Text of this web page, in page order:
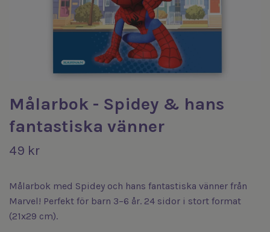
Målarbok - Spidey & hans
fantastiska vänner
49 kr
Målarbok med Spidey och hans fantastiska vänner från
Marvel! Perfekt för barn 3–6 år. 24 sidor i stort format
(21x29 cm).